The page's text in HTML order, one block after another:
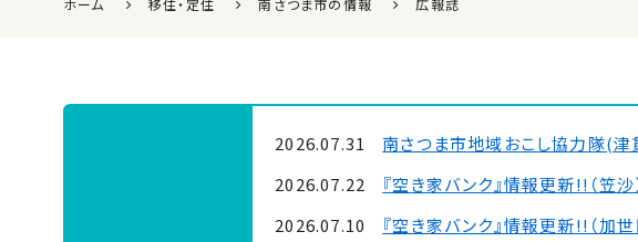
ホーム 移住・定住 南さつま市の情報 広報誌
2026.07.31 南さつま市地域おこし協力隊(
2026.07.22
『空き家バンク』情報更新!!（笠沙
2026.07.10
『空き家バンク』情報更新!!（加世